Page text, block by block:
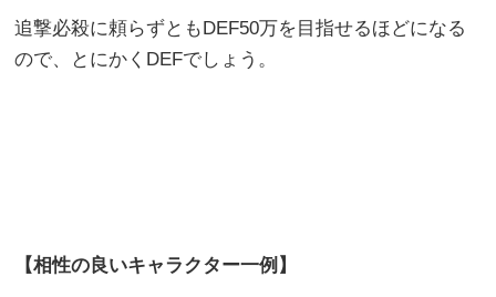
追撃必殺に頼らずともDEF50万を目指せるほどになる
ので、とにかくDEFでしょう。
【相性の良いキャラクター一例】